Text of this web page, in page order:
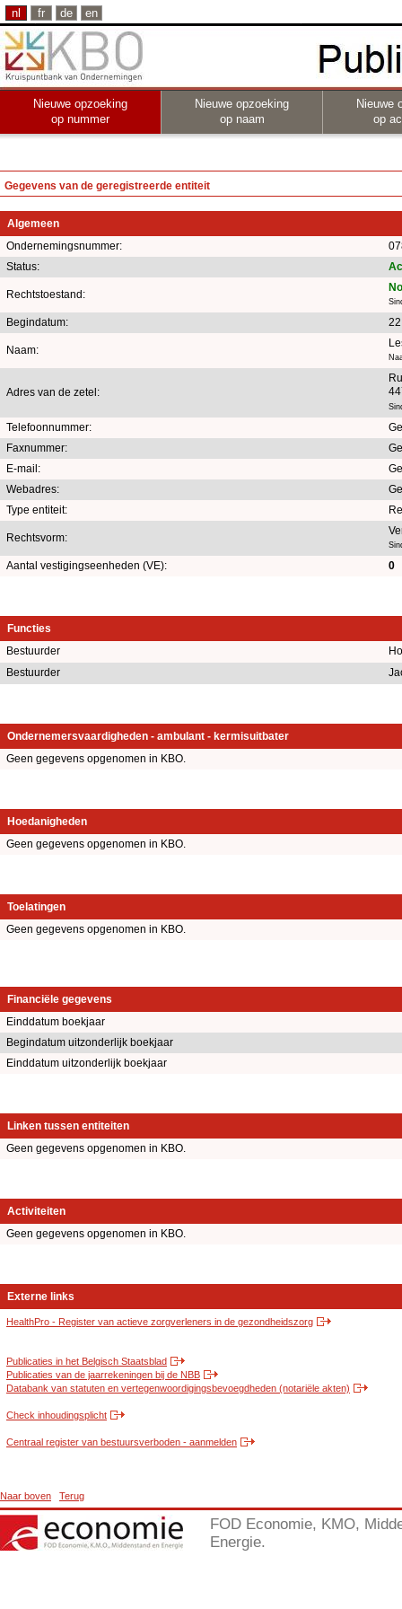
nl fr de en
Nieuwe opzoeking
op nummer
Nieuwe opzoeking
op naam
Nieuwe
op
Gegevens van de geregistreerde entiteit
Algemeen
Ondernemingsnummer:
Status:
Rechtstoestand:
Begindatum:
Naam:
Adres van de zetel:
Telefoonnummer:
Faxnummer:
E-mail:
Webadres:
Type entiteit:
Rechtsvorm:
Aantal vestigingseenheden (VE): 0
Functies
Bestuurder
Bestuurder
Ondernemersvaardigheden - ambulant - kermisuitbater
Geen gegevens opgenomen in KBO.
Hoedanigheden
Geen gegevens opgenomen in KBO.
Toelatingen
Geen gegevens opgenomen in KBO.
Financiële gegevens
Einddatum boekjaar
Begindatum uitzonderlijk boekjaar
Einddatum uitzonderlijk boekjaar
Linken tussen entiteiten
Geen gegevens opgenomen in KBO.
Activiteiten
Geen gegevens opgenomen in KBO.
Externe links
HealthPro - Register van actieve zorgverleners in de gezondheidszorg
Publicaties in het Belgisch Staatsblad
Publicaties van de jaarrekeningen bij de NBB
Databank van statuten en vertegenwoordigingsbevoegdheden (notariële akten)
Check inhoudingsplicht
Centraal register van bestuursverboden - aanmelden
Naar boven Terug
FOD Economie, KMO,
Energie.